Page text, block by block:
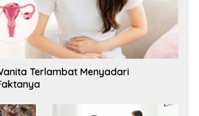
Terlambat Menyadari